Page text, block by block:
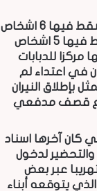
غير أن أهم الاعتداءات التي وثُقت كانت في الـ 15 من إبريل 2015 والتي سقط فيها 6 اشخاص
وجُرح فيها شخص آخر، و اعتداءات شهر 11 في العام الماضي والذي سقط فيها 5 اشخاص
للدبابات
نساء وطفلان في اعتداء لم
بإطلاق النيران
عشوائي تزامن مع قصف مدفعي
كان آخرها اسناد
لدخول
إخراج أكثر من 12 أمراة منهم و6 أطفال تهريبا عبر بعض
يتوقعه أبناء